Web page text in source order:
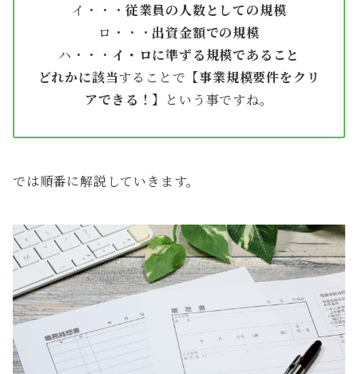
イ・・・ 従業員の人数としての規模
ロ・・・ 出資金額での規模
ハ・・・ イ・ロに準ずる規模であること
どれかに該当することで 【事業規模要件をクリ
アできる！】
という事ですね。
では順番に解説していきます。